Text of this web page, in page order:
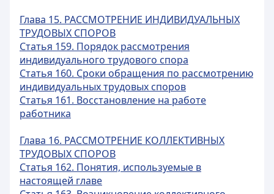
Глава 15. РАССМОТРЕНИЕ ИНДИВИДУАЛЬНЫХ
ТРУДОВЫХ СПОРОВ
Статья 159. Порядок рассмотрения
индивидуального трудового спора
Статья 160. Сроки обращения по рассмотрению
индивидуальных трудовых споров
Статья 161. Восстановление на работе
работника
Глава 16. РАССМОТРЕНИЕ КОЛЛЕКТИВНЫХ
ТРУДОВЫХ СПОРОВ
Статья 162. Понятия, используемые в
настоящей главе